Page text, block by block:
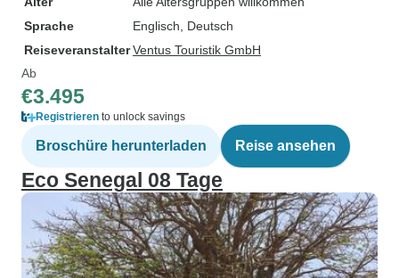
Sprache
Englisch, Deutsch
ReiseveranstalterVentus Touristik GmbH
Ab
€3.495
Registrieren to unlock savings
Broschüre herunterladen Reise ansehen
Eco Senegal 08 Tage